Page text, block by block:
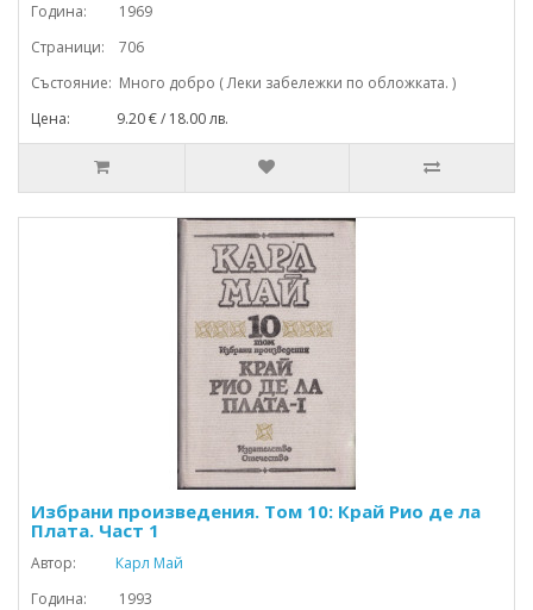
Година: 1969
Страници: 706
Състояние: Много добро ( Леки забележки по обложката. )
Цена: 9.20 € / 18.00 лв.
Избрани произведения. Том 10: Край Рио де ла
Плата. Част 1
Автор:
Карл Май
Година: 1993